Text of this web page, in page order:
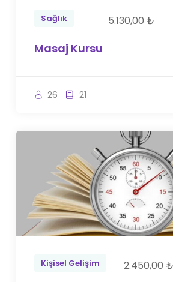
Sağlık 5.130,00 ₺
Masaj Kursu
26 21
Kişisel Gelişim 2.450,00 ₺